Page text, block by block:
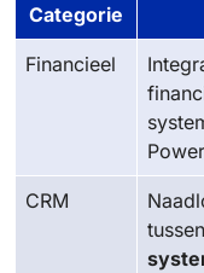
Categorie
Financieel
CRM
tussen